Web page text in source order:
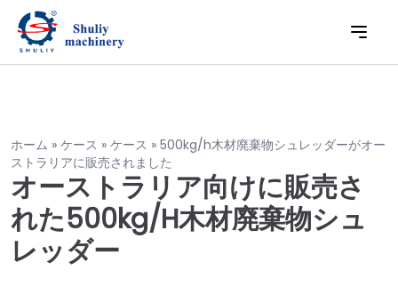
ホーム » ケース » ケース » 500kg/h木材廃棄物シュレッダーがオー
ストラリアに販売されました
オーストラリア向けに販売さ
れた500kg/h木材廃棄物シュ
レッダー